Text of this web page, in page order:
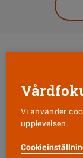
Vi använder
upplevelsen.